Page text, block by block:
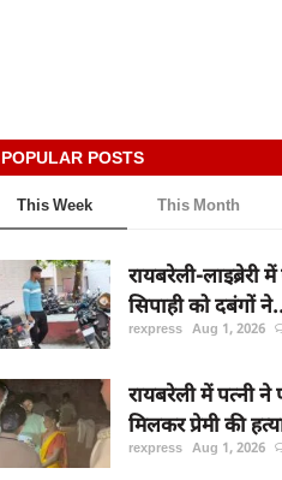
POPULAR POSTS
This Week This Month
रायबरेली-लाइब्रेरी
सिपाही को दबंगों
rexpress Aug 1, 2026
रायबरेली में पत्नी
मिलकर प्रेमी की
rexpress Aug 1, 2026